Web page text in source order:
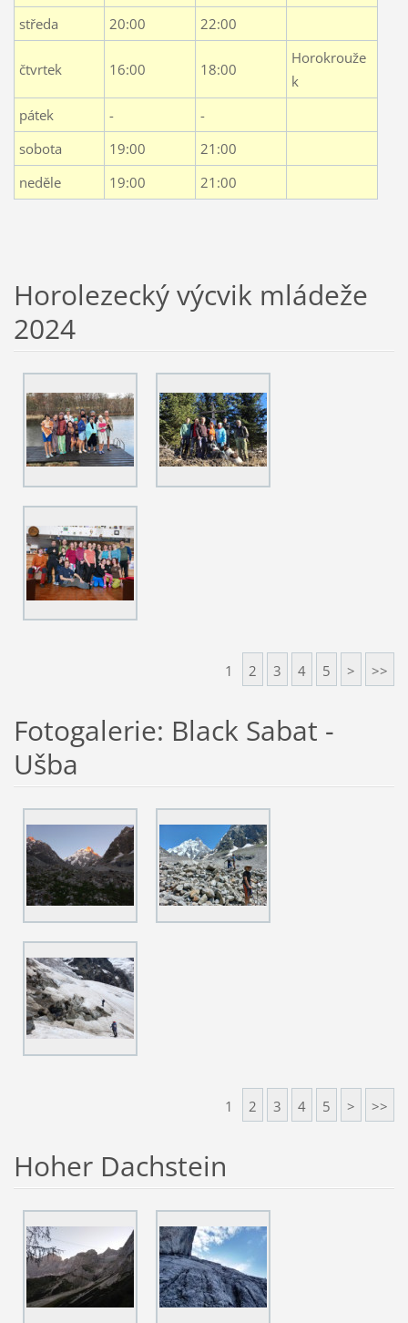
středa
20:00 22:00
čtvrtek 16:00 18:00
Horokrouže
k
pátek
-
-
sobota
19:00
21:00
neděle
19:00 21:00
Horolezecký výcvik mládeže
2024
1 2 3 4 5 > >>
Fotogalerie: Black Sabat -
Ušba
1 2 3 4 5 > >>
Hoher Dachstein